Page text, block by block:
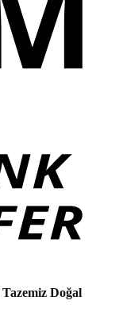
Tazemiz Doğal